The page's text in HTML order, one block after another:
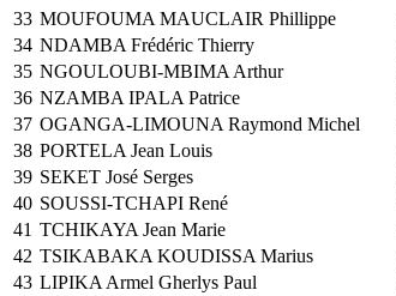
33 MOUFOUMA MAUCLAIR Phillippe
34 NDAMBA Frédéric Thierry
35 NGOULOUBI-MBIMA Arthur
36 NZAMBA IPALA Patrice
37 OGANGA-LIMOUNA Raymond Michel
38 PORTELA Jean Louis
39 SEKET José Serges
40 SOUSSI-TCHAPI René
41 TCHIKAYA Jean Marie
42 TSIKABAKA KOUDISSA Marius
43 LIPIKA Armel Gherlys Paul